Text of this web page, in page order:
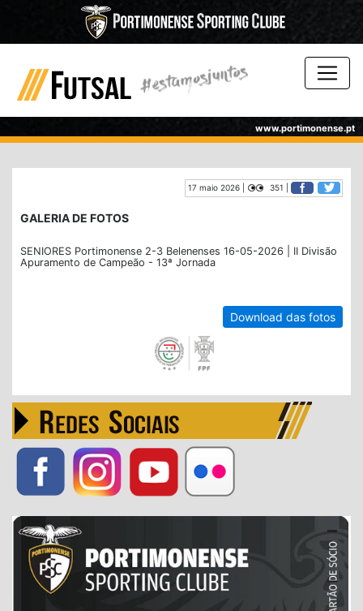
www.portimonense.pt
17 maio 2026 | 351 |
GALERIA DE FOTOS
SENIORES Portimonense 2-3 Belenenses 16-05-2026 | II Divisão
Apuramento de Campeão - 13ª Jornada
Download das fotos